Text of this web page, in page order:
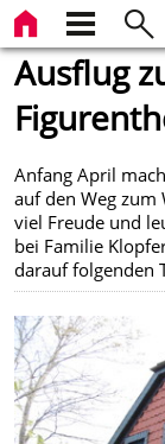
Ausflug
Anfang April
auf den Weg
viel Freude und
bei Familie
darauf folgenden